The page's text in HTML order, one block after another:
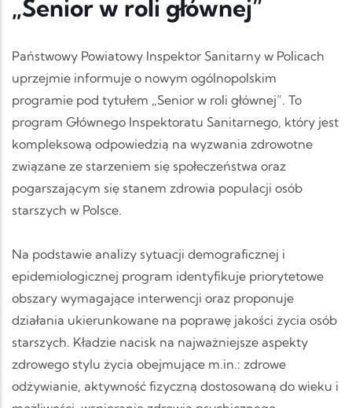
„Senior w roli głównej”
Państwowy Powiatowy Inspektor Sanitarny w Policach
uprzejmie informuje o nowym ogólnopolskim
programie pod tytułem „Senior w roli głównej”. To
program Głównego Inspektoratu Sanitarnego, który jest
kompleksową odpowiedzią na wyzwania zdrowotne
związane ze starzeniem się społeczeństwa oraz
pogarszającym się stanem zdrowia populacji osób
starszych w Polsce.
Na podstawie analizy sytuacji demograficznej i
epidemiologicznej program identyfikuje priorytetowe
obszary wymagające interwencji oraz proponuje
działania ukierunkowane na poprawę jakości życia osób
starszych. Kładzie nacisk na najważniejsze aspekty
zdrowego stylu życia obejmujące m.in.: zdrowe
odżywianie, aktywność fizyczną dostosowaną do wieku i